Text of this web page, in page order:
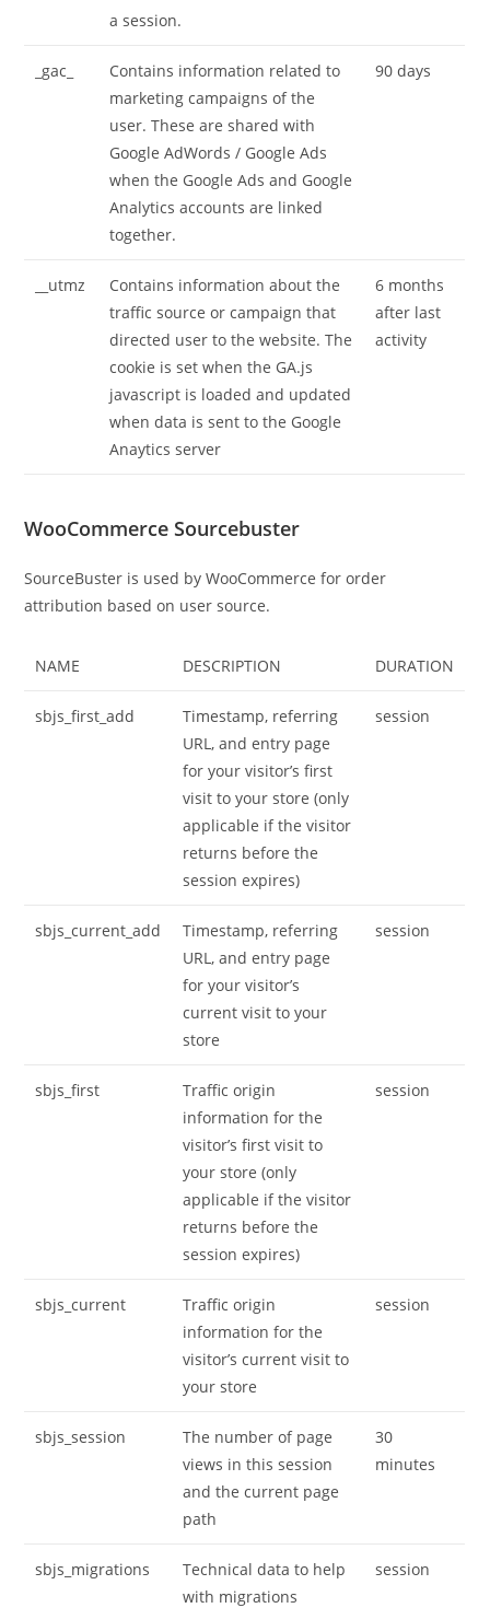
a session.
_gac_
Contains information related to
marketing campaigns of the
user. These are shared with
Google AdWords / Google Ads
when the Google Ads and Google
Analytics accounts are linked
together.
90 days
__utmz
Contains information about the
traffic source or campaign that
directed user to the website. The
cookie is set when the GA.js
javascript is loaded and updated
when data is sent to the Google
Anaytics server
6 months
after last
activity
WooCommerce Sourcebuster
SourceBuster is used by WooCommerce for order
attribution based on user source.
NAME DESCRIPTION DURATION
sbjs_first_add
Timestamp, referring
URL, and entry page
for your visitor’s first
visit to your store (only
applicable if the visitor
returns before the
session expires)
session
sbjs_current_add
Timestamp, referring
URL, and entry page
for your visitor’s
current visit to your
store
session
sbjs_first
Traffic origin
information for the
visitor’s first visit to
your store (only
applicable if the visitor
returns before the
session expires)
session
sbjs_current
Traffic origin
information for the
visitor’s current visit to
your store
session
sbjs_session
The number of page
views in this session
and the current page
path
30
minutes
sbjs_migrations
Technical data to help
with migrations
session